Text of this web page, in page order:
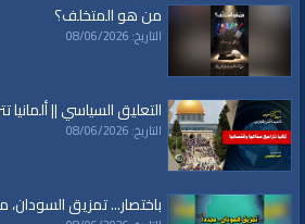
لمشاهدة المزيد
index.php/c/waqprograms-ourculture-94/
#من_ثقافتنا
www.alwaqiyah.tv
من هو المتخلف؟
التاريخ: 08/06/2026
التعليق السياسي || ألمانيا
التاريخ: 08/06/2026
باختصار... تمزيق السودان،